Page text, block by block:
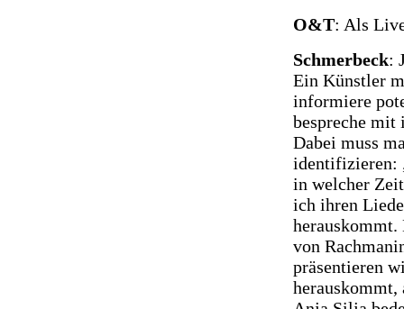
O&T: Als
Schmerbeck:
Ein Künstler
informiere
bespreche
Dabei muss
identifizieren:
in welcher
ich ihren
herauskommt.
von
präsentieren
herauskommt,